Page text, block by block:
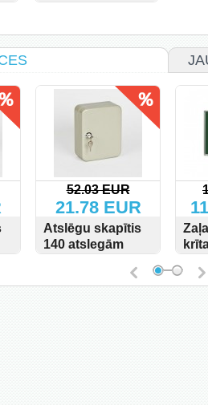
142.78 EUR
119.79 EUR
Zaļa magnētiska
krīta tāfele
PIRKT
60